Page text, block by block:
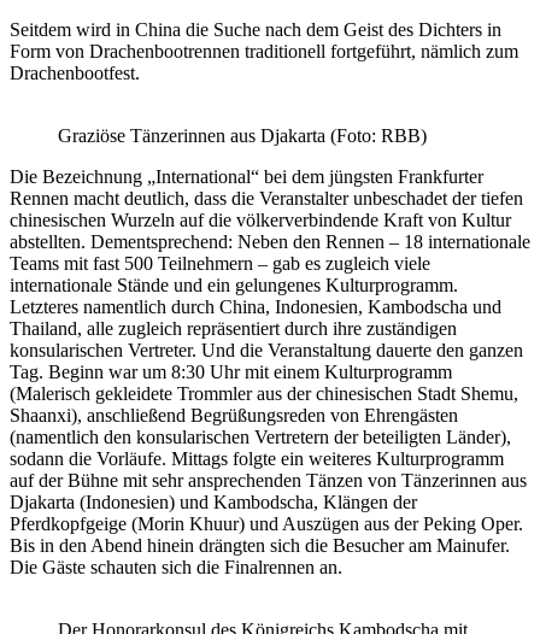
Seitdem wird in China die Suche nach dem Geist des Dichters in
Form von Drachenbootrennen traditionell fortgeführt, nämlich zum
Drachenbootfest.
Graziöse Tänzerinnen aus Djakarta (Foto: RBB)
Die Bezeichnung „International“ bei dem jüngsten Frankfurter
Rennen macht deutlich, dass die Veranstalter unbeschadet der tiefen
chinesischen Wurzeln auf die völkerverbindende Kraft von Kultur
abstellten. Dementsprechend: Neben den Rennen – 18 internationale
Teams mit fast 500 Teilnehmern – gab es zugleich viele
internationale Stände und ein gelungenes Kulturprogramm.
Letzteres namentlich durch China, Indonesien, Kambodscha und
Thailand, alle zugleich repräsentiert durch ihre zuständigen
konsularischen Vertreter. Und die Veranstaltung dauerte den ganzen
Tag. Beginn war um 8:30 Uhr mit einem Kulturprogramm
(Malerisch gekleidete Trommler aus der chinesischen Stadt Shemu,
Shaanxi), anschließend Begrüßungsreden von Ehrengästen
(namentlich den konsularischen Vertretern der beteiligten Länder),
sodann die Vorläufe. Mittags folgte ein weiteres Kulturprogramm
auf der Bühne mit sehr ansprechenden Tänzen von Tänzerinnen aus
Djakarta (Indonesien) und Kambodscha, Klängen der
Pferdkopfgeige (Morin Khuur) und Auszügen aus der Peking Oper.
Bis in den Abend hinein drängten sich die Besucher am Mainufer.
Die Gäste schauten sich die Finalrennen an.
Der Honorarkonsul des Königreichs Kambodscha mit